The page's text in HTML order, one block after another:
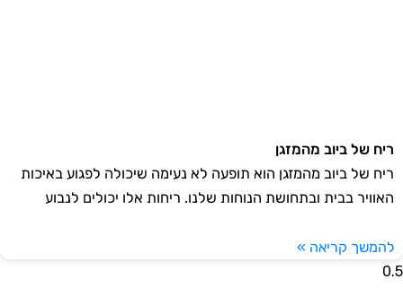
של ביוב מהמזגן
של ביוב מהמזגן הוא תופעה לא נעימה שיכולה לפגוע באיכות
בבית ובתחושת הנוחות שלנו. ריחות אלו יכולים לנבוע
קריאה »